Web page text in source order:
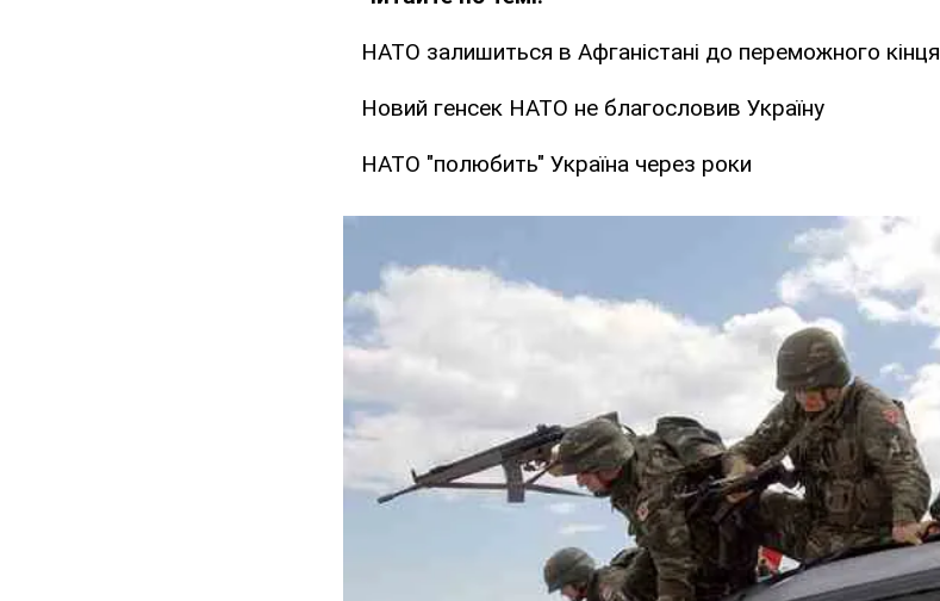
НАТО залишиться в Афганістані до переможного кінця
Новий генсек НАТО не благословив Україну
НАТО "полюбить" Україна через роки